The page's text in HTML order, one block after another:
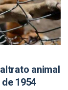
animal
1954